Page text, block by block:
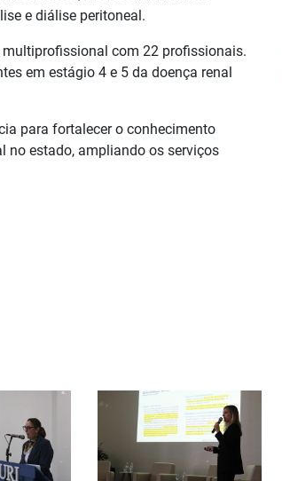
e diálise peritoneal.
multiprofissional com 22 profissionais.
em estágio 4 e 5 da doença renal
para fortalecer o conhecimento
no estado, ampliando os serviços